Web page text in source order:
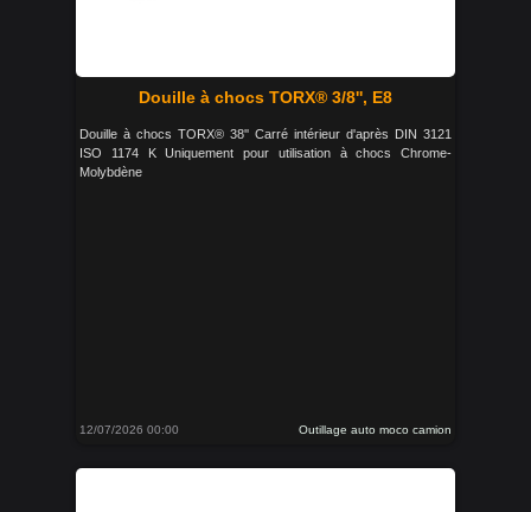
Douille à chocs TORX® 3/8'', E8
Douille à chocs TORX® 38'' Carré intérieur d'après DIN 3121
ISO 1174 K Uniquement pour utilisation à chocs Chrome-
Molybdène
12/07/2026 00:00 Outillage auto moco camion